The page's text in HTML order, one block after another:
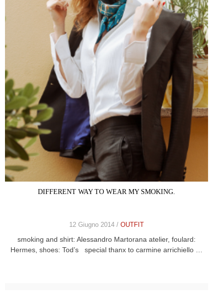
DIFFERENT WAY TO WEAR MY SMOKING.
12 Giugno 2014 / OUTFIT
smoking and shirt: Alessandro Martorana atelier, foulard:
Hermes, shoes: Tod’s special thanx to carmine arrichiello …